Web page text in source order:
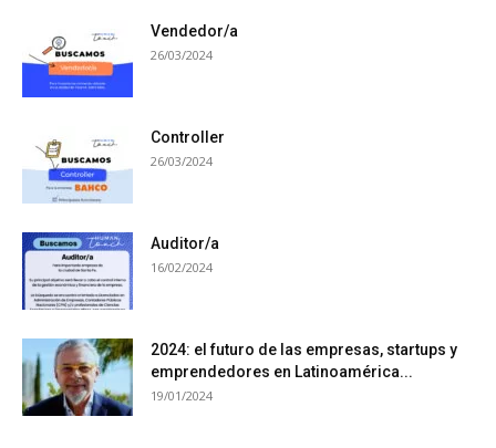
Vendedor/a
26/03/2024
Controller
26/03/2024
Auditor/a
16/02/2024
2024: el futuro de las empresas, startups y
emprendedores en Latinoamérica...
19/01/2024